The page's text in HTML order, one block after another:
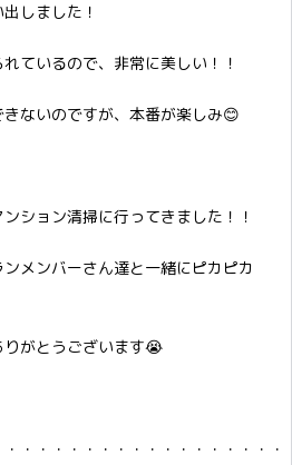
しました！
ているので、非常に美しい！！
ないのですが、本番が楽しみ😊
ション清掃に行ってきました！！
メンバーさん達と一緒にピカピカ
がとうございます😭
・・・・・・・・・・・・・・・・・